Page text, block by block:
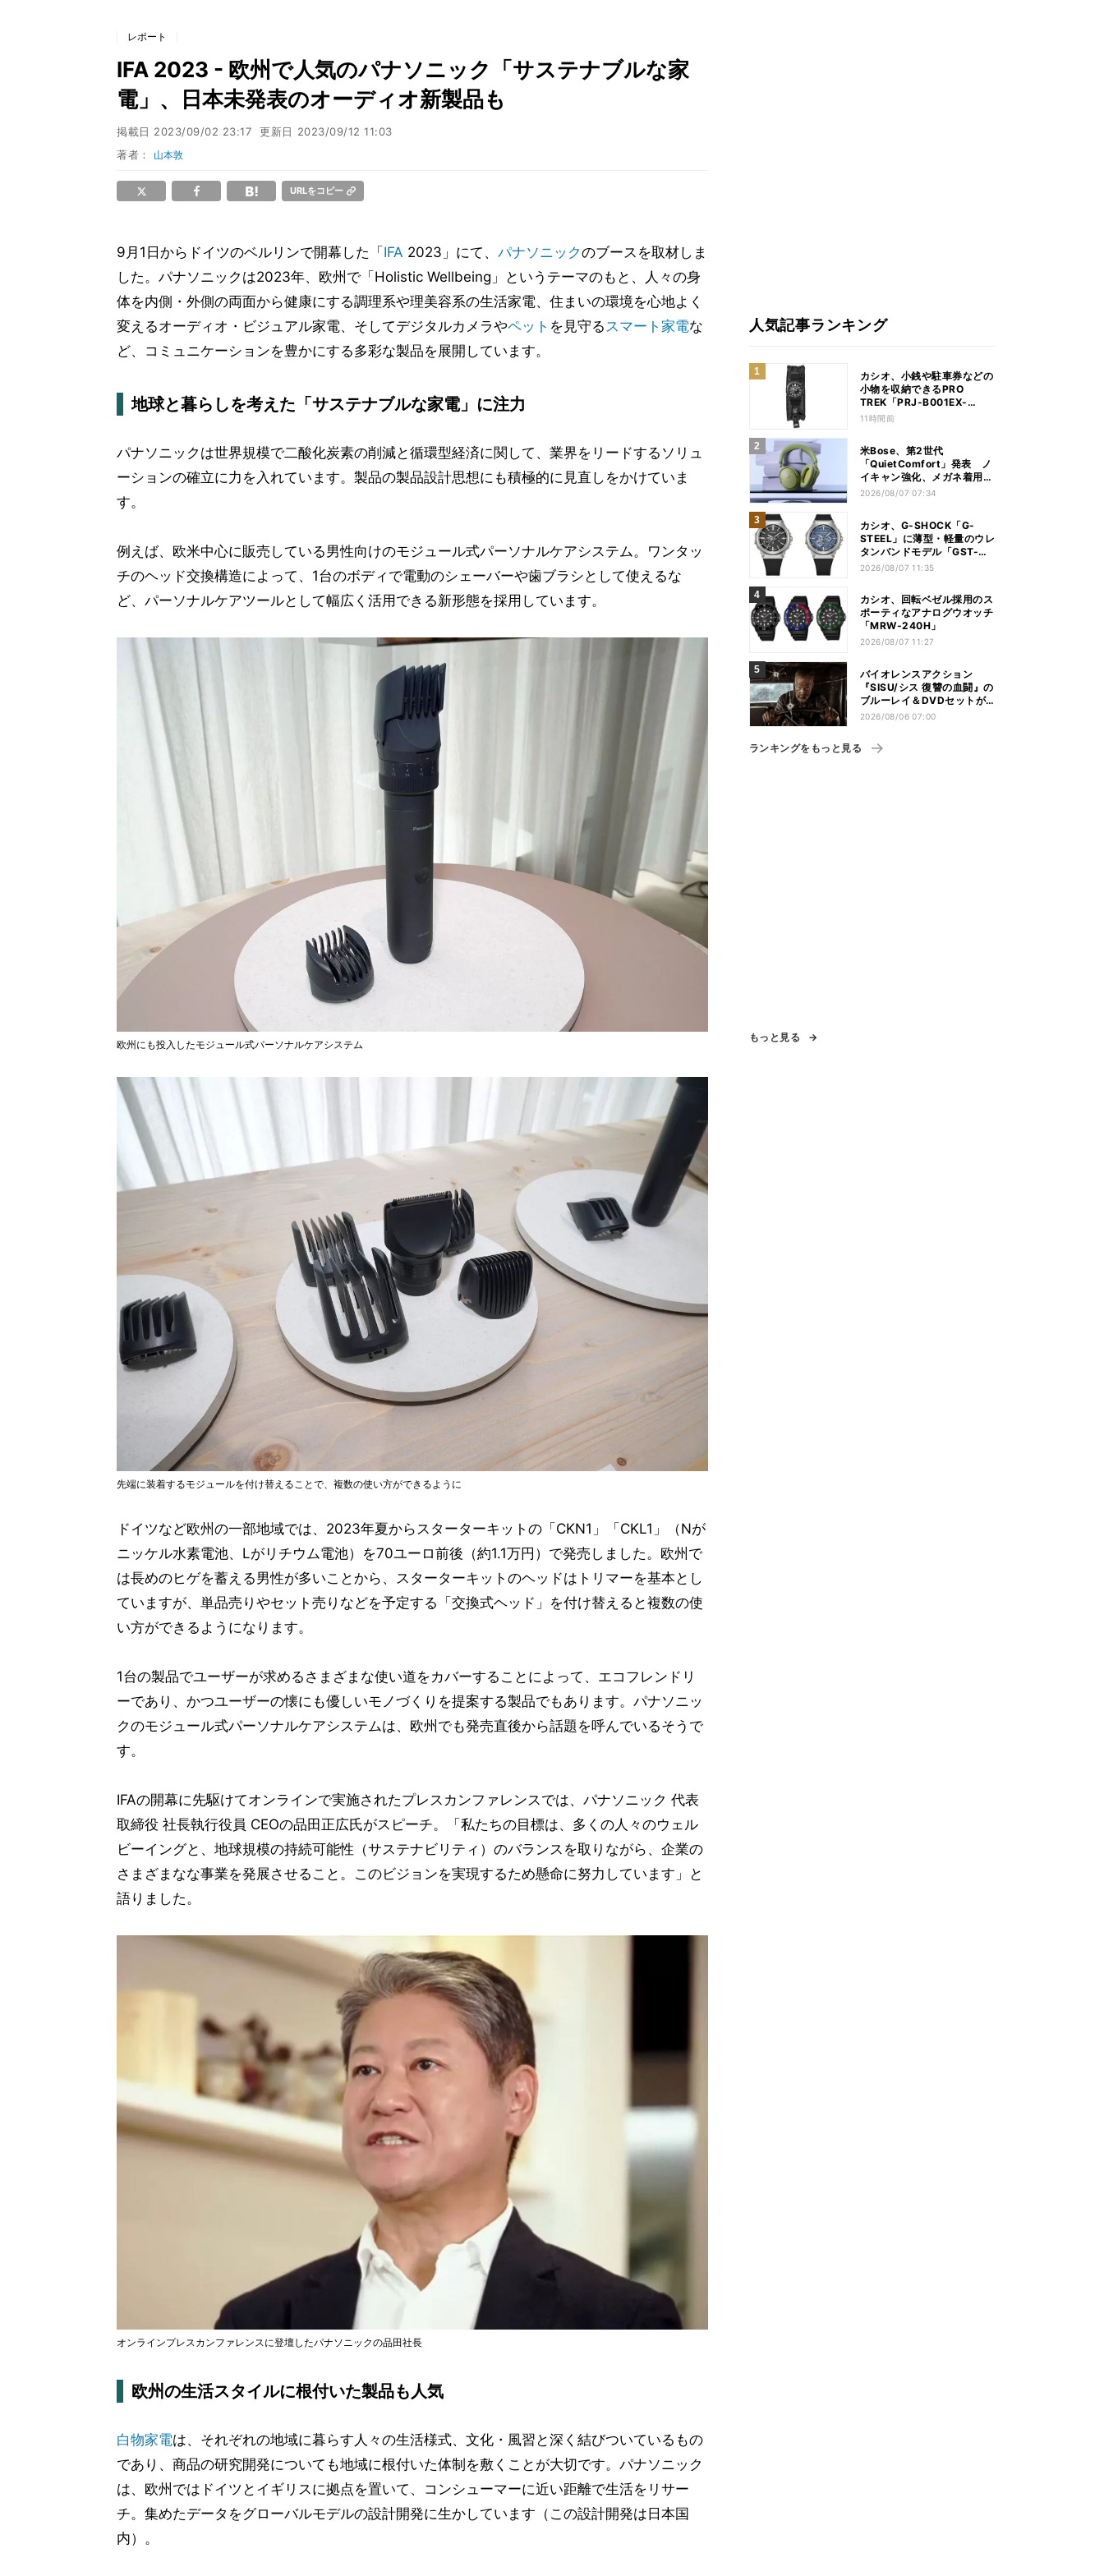
レポート
IFA 2023 - 欧州で人気のパナソニック「サステナブルな家
電」、日本未発表のオーディオ新製品も
掲載日 2023/09/02 23:17 更新日 2023/09/12 11:03
著者： 山本敦
URLをコピー
9月1日からドイツのベルリンで開幕した「 IFA 2023」にて、 パナソニックのブースを取材しま
した。パナソニックは2023年、欧州で「Holistic Wellbeing」というテーマのもと、人々の身
体を内側・外側の両面から健康にする調理系や理美容系の生活家電、住まいの環境を心地よく
変えるオーディオ・ビジュアル家電、そしてデジタルカメラやペット を見守るスマート家電な
ど、コミュニケーションを豊かにする多彩な製品を展開しています。
地球と暮らしを考えた「サステナブルな家電」に注力
パナソニックは世界規模で二酸化炭素の削減と循環型経済に関して、業界をリードするソリュ
ーションの確立に力を入れています。製品の製品設計思想にも積極的に見直しをかけていま
す。
例えば、欧米中心に販売している男性向けのモジュール式パーソナルケアシステム。ワンタッ
チのヘッド交換構造によって、1台のボディで電動のシェーバーや歯ブラシとして使えるな
ど、パーソナルケアツールとして幅広く活用できる新形態を採用しています。
欧州にも投入したモジュール式パーソナルケアシステム
先端に装着するモジュールを付け替えることで、複数の使い方ができるように
ドイツなど欧州の一部地域では、2023年夏からスターターキットの「CKN1」「CKL1」（Nが
ニッケル水素電池、Lがリチウム電池）を70ユーロ前後（約1.1万円）で発売しました。欧州で
は長めのヒゲを蓄える男性が多いことから、スターターキットのヘッドはトリマーを基本とし
ていますが、単品売りやセット売りなどを予定する「交換式ヘッド」を付け替えると複数の使
い方ができるようになります。
1台の製品でユーザーが求めるさまざまな使い道をカバーすることによって、エコフレンドリ
ーであり、かつユーザーの懐にも優しいモノづくりを提案する製品でもあります。パナソニッ
クのモジュール式パーソナルケアシステムは、欧州でも発売直後から話題を呼んでいるそうで
す。
IFAの開幕に先駆けてオンラインで実施されたプレスカンファレンスでは、パナソニック 代表
取締役 社長執行役員 CEOの品田正広氏がスピーチ。「私たちの目標は、多くの人々のウェル
ビーイングと、地球規模の持続可能性（サステナビリティ）のバランスを取りながら、企業の
さまざまなな事業を発展させること。このビジョンを実現するため懸命に努力しています」と
語りました。
オンラインプレスカンファレンスに登壇したパナソニックの品田社長
欧州の生活スタイルに根付いた製品も人気
白物家電は、それぞれの地域に暮らす人々の生活様式、文化・風習と深く結びついているもの
であり、商品の研究開発についても地域に根付いた体制を敷くことが大切です。パナソニック
は、欧州ではドイツとイギリスに拠点を置いて、コンシューマーに近い距離で生活をリサー
チ。集めたデータをグローバルモデルの設計開発に生かしています（この設計開発は日本国
内）。
人気記事ランキング
カシオ、小銭や駐車券などの
小物を収納できるPRO
TREK「PRJ-B001EX-
1JR」
11時間前
米Bose、第2世代
「QuietComfort」発表 ノ
イキャン強化、メガネ着用時
の低下を抑制
2026/08/07 07:34
カシオ、G-SHOCK「G-
STEEL」に薄型・軽量のウレ
タンバンドモデル「GST-
B1000」
2026/08/07 11:35
カシオ、回転ベゼル採用のス
ポーティなアナログウオッチ
「MRW-240H」
2026/08/07 11:27
バイオレンスアクション
『SISU/シス 復讐の血闘』の
ブルーレイ＆DVDセットが
12月2日に発売
2026/08/06 07:00
ランキングをもっと見る
もっと見る